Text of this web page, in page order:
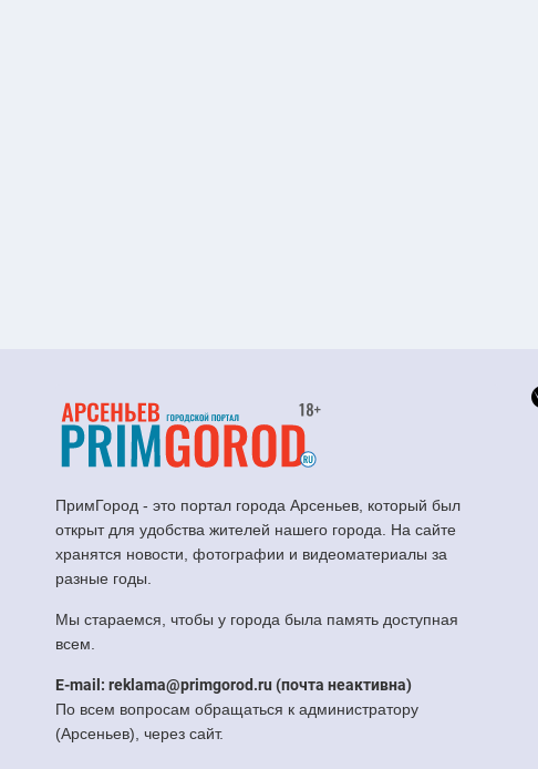
ПримГород - это портал города Арсеньев, который был
открыт для удобства жителей нашего города. На сайте
хранятся новости, фотографии и видеоматериалы за
разные годы.
Мы стараемся, чтобы у города была память доступная
всем.
E-mail: reklama@primgorod.ru (почта неактивна)
По всем вопросам обращаться к администратору
(Арсеньев), через сайт.